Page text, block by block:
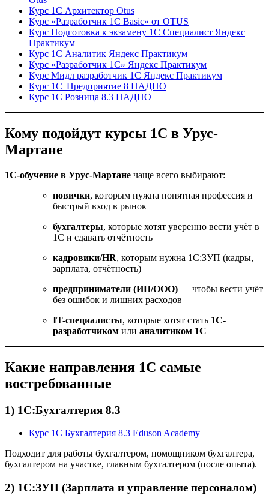
Курс 1С Архитектор Otus
Курс «Разработчик 1С Basic» от OTUS
Курс Подготовка к экзамену 1С Специалист Яндекс
Практикум
Курс 1С Аналитик Яндекс Практикум
Курс «Разработчик 1С» Яндекс Практикум
Курс Мидл разработчик 1С Яндекс Практикум
Курс 1С Предприятие 8 НАДПО
Курс 1С Розница 8.3 НАДПО
Кому подойдут курсы 1С в Урус-
Мартане
1С-обучение в Урус-Мартане чаще всего выбирают:
новички, которым нужна понятная профессия и
быстрый вход в рынок
бухгалтеры, которые хотят уверенно вести учёт в
1С и сдавать отчётность
кадровики/HR, которым нужна 1С:ЗУП (кадры,
зарплата, отчётность)
предприниматели (ИП/ООО) — чтобы вести учёт
без ошибок и лишних расходов
IT-специалисты, которые хотят стать 1С-
разработчиком или аналитиком 1С
Какие направления 1С самые
востребованные
1) 1С:Бухгалтерия 8.3
Курс 1С Бухгалтерия 8.3 Eduson Academy
Подходит для работы бухгалтером, помощником бухгалтера,
бухгалтером на участке, главным бухгалтером (после опыта).
2) 1С:ЗУП (Зарплата и управление персоналом)